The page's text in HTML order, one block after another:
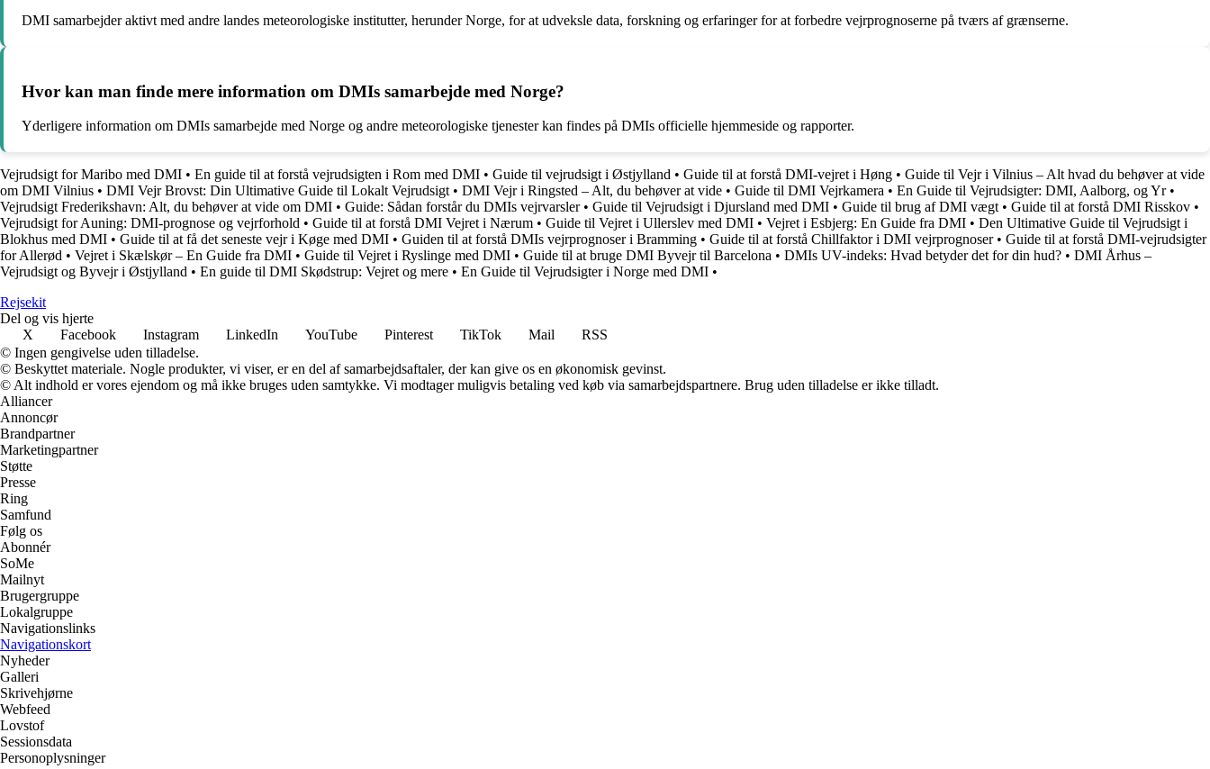
DMI samarbejder aktivt med andre landes meteorologiske institutter, herunder Norge, for at udveksle data, forskning og erfaringer for at forbedre vejrprognoserne på tværs af grænserne.
Hvor kan man finde mere information om DMIs samarbejde med Norge?
Yderligere information om DMIs samarbejde med Norge og andre meteorologiske tjenester kan findes på DMIs officielle hjemmeside og rapporter.
Vejrudsigt for Maribo med DMI • En guide til at forstå vejrudsigten i Rom med DMI • Guide til vejrudsigt i Østjylland • Guide til at forstå DMI-vejret i Høng • Guide til Vejr i Vilnius – Alt hvad du behøver at vide
om DMI Vilnius • DMI Vejr Brovst: Din Ultimative Guide til Lokalt Vejrudsigt • DMI Vejr i Ringsted – Alt, du behøver at vide • Guide til DMI Vejrkamera • En Guide til Vejrudsigter: DMI, Aalborg, og Yr•
Vejrudsigt Frederikshavn: Alt, du behøver at vide om DMI • Guide: Sådan forstår du DMIs vejrvarsler• Guide til Vejrudsigt i Djursland med DMI • Guide til brug af DMI vægt • Guide til at forstå DMI Risskov •
Vejrudsigt for Auning: DMI-prognose og vejrforhold • Guide til at forstå DMI Vejret i Nærum • Guide til Vejret i Ullerslev med DMI • Vejret i Esbjerg: En Guide fra DMI • Den Ultimative Guide til Vejrudsigt i
Blokhus med DMI • Guide til at få det seneste vejr i Køge med DMI • Guiden til at forstå DMIs vejrprognoser i Bramming • Guide til at forstå Chillfaktor i DMI vejrprognoser• Guide til at forstå DMI-vejrudsigter
for Allerød • Vejret i Skælskør – En Guide fra DMI • Guide til Vejret i Ryslinge med DMI • Guide til at bruge DMI Byvejr til Barcelona • DMIs UV-indeks: Hvad betyder det for din hud? • DMI Århus –
Vejrudsigt og Byvejr i Østjylland • En guide til DMI Skødstrup: Vejret og mere • En Guide til Vejrudsigter i Norge med DMI •
Rejsekit
Del og vis hjerte
X
Facebook Instagram LinkedIn YouTube Pinterest TikTok Mail
RSS
© Ingen gengivelse uden tilladelse.
© Beskyttet materiale. Nogle produkter, vi viser, er en del af samarbejdsaftaler, der kan give os en økonomisk gevinst.
© Alt indhold er vores ejendom og må ikke bruges uden samtykke. Vi modtager muligvis betaling ved køb via samarbejdspartnere. Brug uden tilladelse er ikke tilladt.
Alliancer
Annoncør
Brandpartner
Marketingpartner
Støtte
Presse
Ring
Samfund
Følg os
Abonnér
SoMe
Mailnyt
Brugergruppe
Lokalgruppe
Navigationslinks
Navigationskort
Nyheder
Galleri
Skrivehjørne
Webfeed
Lovstof
Sessionsdata
Personoplysninger